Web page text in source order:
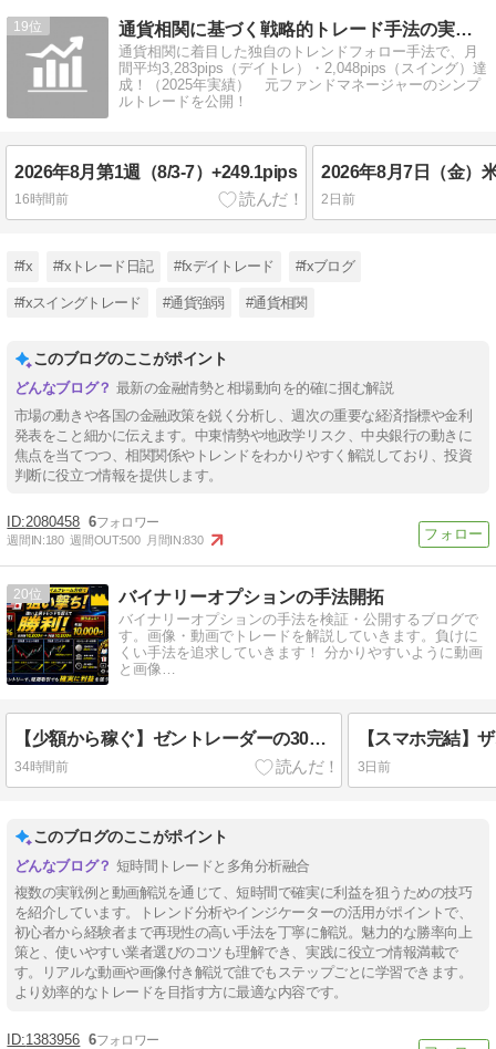
19 通貨相関に基づく戦略的トレード手法の実践LOG
通貨相関に着目した独自のトレンドフォロー手法で、月
間平均3,283pips（デイトレ）・2,048pips（スイング）達
成！（2025年実績） 元ファンドマネージャーのシンプ
ルトレードを公開！
2026年8月第1週（8/3-7）+249.1pips
16時間前
2026年8月7日（金）
2日前
#fx #fxトレード日記 #fxデイトレード #fxブログ
#fxスイングトレード #通貨強弱 #通貨相関
このブログのここがポイント
最新の金融情勢と相場動向を的確に掴む解説
市場の動きや各国の金融政策を鋭く分析し、週次の重要な経済指標や金利
発表をこと細かに伝えます。中東情勢や地政学リスク、中央銀行の動きに
焦点を当てつつ、相関関係やトレンドをわかりやすく解説しており、投資
判断に役立つ情報を提供します。
2080458 6
週間IN:180 週間OUT:500 月間IN:830
20 バイナリーオプションの手法開拓
バイナリーオプションの手法を検証・公開するブログで
す。画像・動画でトレードを解説していきます。負けに
くい手法を追求していきます！ 分かりやすいように動画
と画像…
【少額から稼ぐ】ゼントレーダーの30秒取引で勝率アップ！マルチタイムフレーム分析のコツ大公開
34時間前 3日前
このブログのここがポイント
短時間トレードと多角分析融合
複数の実戦例と動画解説を通じて、短時間で確実に利益を狙うための技巧
を紹介しています。トレンド分析やインジケーターの活用がポイントで、
初心者から経験者まで再現性の高い手法を丁寧に解説。魅力的な勝率向上
策と、使いやすい業者選びのコツも理解でき、実践に役立つ情報満載で
す。リアルな動画や画像付き解説で誰でもステップごとに学習できます。
より効率的なトレードを目指す方に最適な内容です。
1383956 6